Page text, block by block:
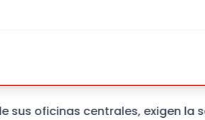
centrales, exigen la